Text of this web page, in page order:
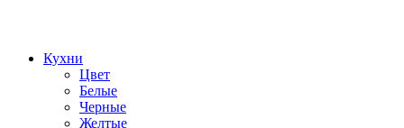
Кухни
Цвет
Белые
Черные
Желтые